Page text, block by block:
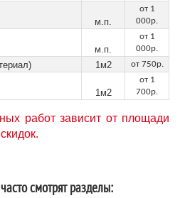
м.п.
от 1
000р.
м.п.
от 1
000р.
1м2 от 750р.
1м2
от 1
700р.
работ зависит от площади
смотрят разделы: